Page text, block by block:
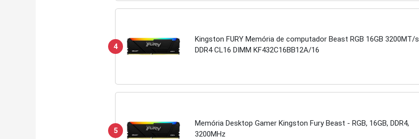
4
Kingston FURY Memória de computador Beast RGB 16GB 3200MT/s
DDR4 CL16 DIMM KF432C16BB12A/16
5
Memória Desktop Gamer Kingston Fury Beast - RGB, 16GB, DDR4,
3200MHz